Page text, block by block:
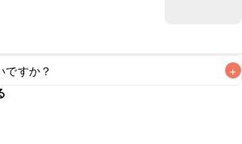
ですか？ +
たてをお召し上がりいただくことをお